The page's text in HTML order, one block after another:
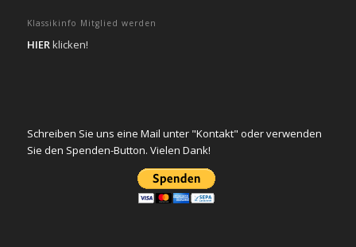
Klassikinfo Mitglied werden
HIERklicken!
Schreiben Sie uns eine Mail unter "Kontakt" oder verwenden
Sie den Spenden-Button. Vielen Dank!